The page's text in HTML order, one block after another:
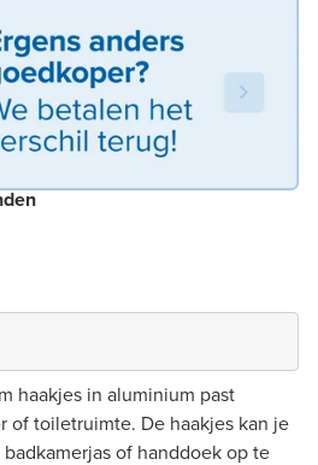
haakjes in aluminium past
of toiletruimte. De haakjes kan je
of handdoek op te